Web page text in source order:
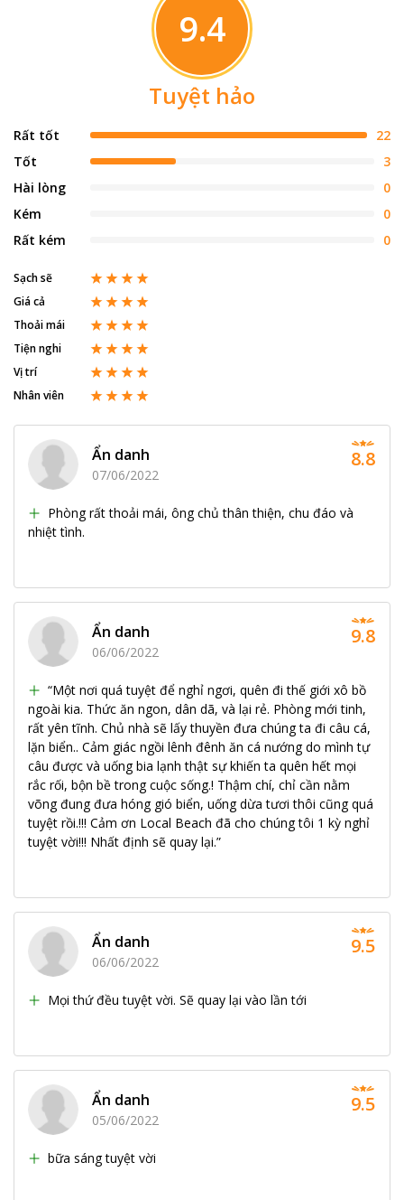
9.4
Tuyệt hảo
Rất tốt
22
Tốt
3
Hài lòng
0
Kém
0
Rất kém
0
Sạch sẽ
Giá cả
Thoải mái
Tiện nghi
Vị trí
Nhân viên
Ẩn danh
07/06/2022
Phòng rất thoải mái, ông chủ thân thiện, chu đáo và
nhiệt tình.
8.8
Ẩn danh
06/06/2022
“Một nơi quá tuyệt để nghỉ ngơi, quên đi thế giới xô bồ
ngoài kia. Thức ăn ngon, dân dã, và lại rẻ. Phòng mới tinh,
rất yên tĩnh. Chủ nhà sẽ lấy thuyền đưa chúng ta đi câu cá,
lặn biển.. Cảm giác ngồi lênh đênh ăn cá nướng do mình tự
câu được và uống bia lạnh thật sự khiến ta quên hết mọi
rắc rối, bộn bề trong cuộc sống.! Thậm chí, chỉ cần nằm
võng đung đưa hóng gió biển, uống dừa tươi thôi cũng quá
tuyệt rồi.!!! Cảm ơn Local Beach đã cho chúng tôi 1 kỳ nghỉ
tuyệt vời!!! Nhất định sẽ quay lại.”
9.8
Ẩn danh
06/06/2022
Mọi thứ đều tuyệt vời. Sẽ quay lại vào lần tới
9.5
Ẩn danh
05/06/2022
bữa sáng tuyệt vời
9.5